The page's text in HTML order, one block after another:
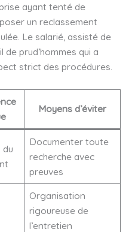
ayant tenté de
un reclassement
Le salarié, assisté de
prud’hommes qui a
strict des procédures.
Moyens d’éviter
du
Documenter toute
recherche avec
preuves
Organisation
rigoureuse de
l’entretien